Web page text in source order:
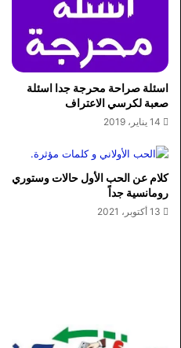
اسئلة صراحة محرجة جدا اسئلة
صعبة لكرسي الاعتراف
14 يناير، 2019
كلام عن الحب الأول حالات وستوري
رومانسية جداً
13 أكتوبر، 2021